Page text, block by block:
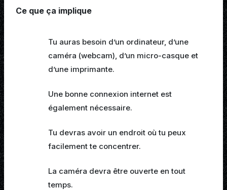
Ce que ça implique
Tu auras besoin d’un ordinateur, d’une
caméra (webcam), d’un micro-casque et
d’une imprimante.
Une bonne connexion internet est
également nécessaire.
Tu devras avoir un endroit où tu peux
facilement te concentrer.
La caméra devra être ouverte en tout
temps.